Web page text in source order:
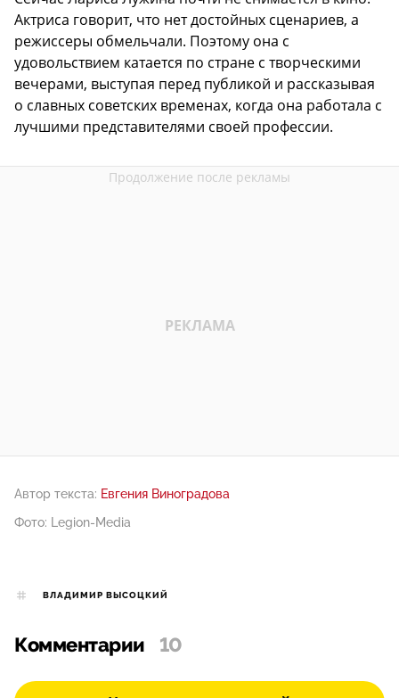
Актриса говорит, что нет достойных сценариев, а
режиссеры обмельчали. Поэтому она с
удовольствием катается по стране с творческими
вечерами, выступая перед публикой и рассказывая
о славных советских временах, когда она работала с
лучшими представителями своей профессии.
Автор текста: Евгения Виноградова
Фото: Legion-Media
ВЛАДИМИР ВЫСОЦКИЙ
Комментарии 10